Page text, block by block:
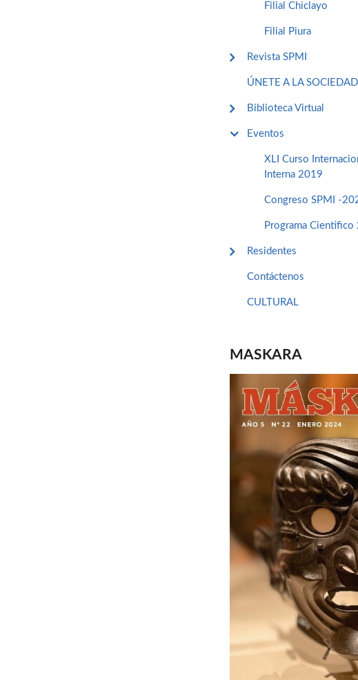
Filial Chiclayo
Filial Piura
Revista SPMI
ÚNETE A LA SOCIEDAD
Biblioteca Virtual
Eventos
XLI Curso
Interna 2019
Congreso SPMI -
Programa Cientifico
Residentes
Contáctenos
CULTURAL
MASKARA